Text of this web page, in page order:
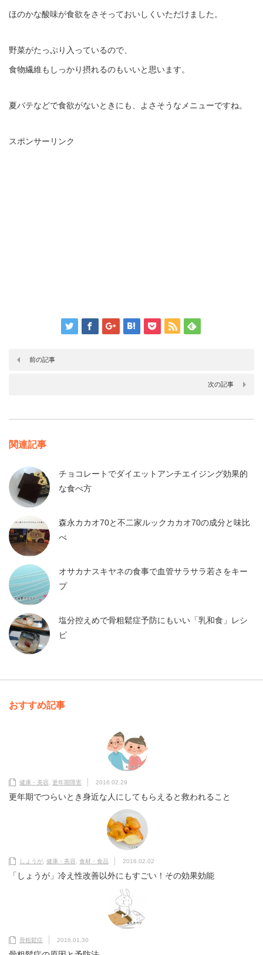
ほのかな酸味が食欲をさそっておいしくいただけました。
野菜がたっぷり入っているので、
食物繊維もしっかり摂れるのもいいと思います。
夏バテなどで食欲がないときにも、よさそうなメニューですね。
スポンサーリンク
前の記事
次の記事
関連記事
チョコレートでダイエットアンチエイジング効果的
な食べ方
森永カカオ70と不二家ルックカカオ70の成分と味比
べ
オサカナスキヤネの食事で血管サラサラ若さをキー
プ
塩分控えめで骨粗鬆症予防にもいい「乳和食」レシ
ピ
おすすめ記事
健康・美容 更年期障害 2016.02.29
更年期でつらいとき身近な人にしてもらえると救われること
しょうが 健康・美容 食材・食品 2016.02.02
「しょうが」冷え性改善以外にもすごい！その効果効能
骨粗鬆症 2016.01.30